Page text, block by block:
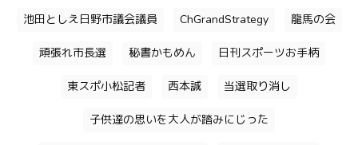
池田としえ日野市議会議員 ChGrandStrategy 龍馬の会
頑張れ市長選 秘書かもめん 日刊スポーツお手柄
東スポ小松記者 西本誠 当選取り消し
子供達の思いを大人が踏みにじった